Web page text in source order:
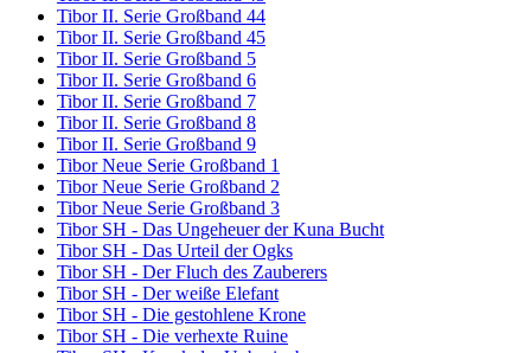
Tibor II. Serie Großband 44
Tibor II. Serie Großband 45
Tibor II. Serie Großband 5
Tibor II. Serie Großband 6
Tibor II. Serie Großband 7
Tibor II. Serie Großband 8
Tibor II. Serie Großband 9
Tibor Neue Serie Großband 1
Tibor Neue Serie Großband 2
Tibor Neue Serie Großband 3
Tibor SH - Das Ungeheuer der Kuna Bucht
Tibor SH - Das Urteil der Ogks
Tibor SH - Der Fluch des Zauberers
Tibor SH - Der weiße Elefant
Tibor SH - Die gestohlene Krone
Tibor SH - Die verhexte Ruine